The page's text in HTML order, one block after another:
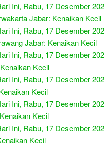
Ini, Rabu, 17 Desember
Jabar: Kenaikan Kecil
Ini, Rabu, 17 Desember
Jabar: Kenaikan Kecil
Ini, Rabu, 17 Desember
Kecil
Ini, Rabu, 17 Desember
Kecil
Ini, Rabu, 17 Desember
Kecil
Ini, Rabu, 17 Desember
Kecil